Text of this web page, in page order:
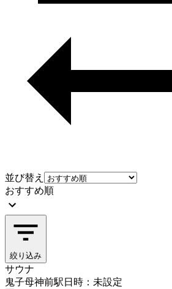
並び替え
おすすめ順
絞り込み
サウナ
鬼子母神前駅日時：未設定